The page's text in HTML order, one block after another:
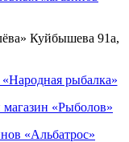
Куйбышева 91а,
рыбалка»
«Рыболов»
«Альбатрос»